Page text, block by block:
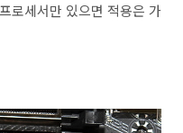
로세서만 있으면 적용은 가